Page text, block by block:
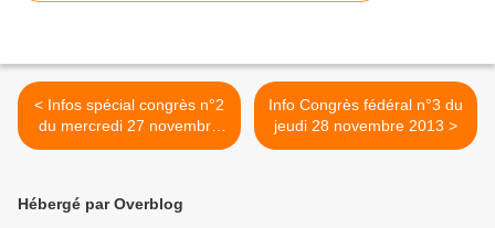
< Infos spécial congrès n°2
du mercredi 27 novembre
2013
Info Congrès fédéral n°3 du
jeudi 28 novembre 2013 >
Hébergé par Overblog